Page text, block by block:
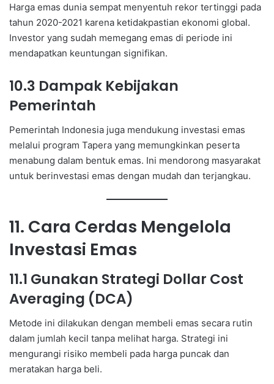
Harga emas dunia sempat menyentuh rekor tertinggi pada
tahun 2020-2021 karena ketidakpastian ekonomi global.
Investor yang sudah memegang emas di periode ini
mendapatkan keuntungan signifikan.
10.3 Dampak Kebijakan
Pemerintah
Pemerintah Indonesia juga mendukung investasi emas
melalui program Tapera yang memungkinkan peserta
menabung dalam bentuk emas. Ini mendorong masyarakat
untuk berinvestasi emas dengan mudah dan terjangkau.
11. Cara Cerdas Mengelola
Investasi Emas
11.1 Gunakan Strategi Dollar Cost
Averaging (DCA)
Metode ini dilakukan dengan membeli emas secara rutin
dalam jumlah kecil tanpa melihat harga. Strategi ini
mengurangi risiko membeli pada harga puncak dan
meratakan harga beli.